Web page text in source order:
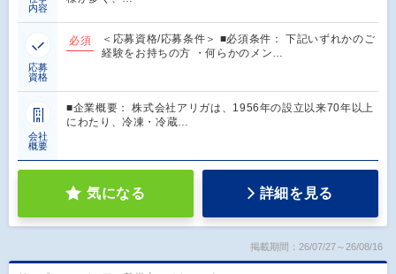
内容
応募
資格
必須
＜応募資格/応募条件＞ ■必須条件： 下記いずれかのご
経験をお持ちの方 ・何らかのメン…
会社
概要
■企業概要： 株式会社アリガは、1956年の設立以来70年以上
にわたり、冷凍・冷蔵…
気になる 詳細を見る
掲載期間：26/07/27～26/08/16